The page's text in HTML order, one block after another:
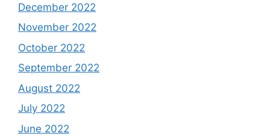
December 2022
November 2022
October 2022
September 2022
August 2022
July 2022
June 2022